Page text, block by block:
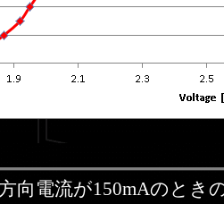
向電流が150mAのとき